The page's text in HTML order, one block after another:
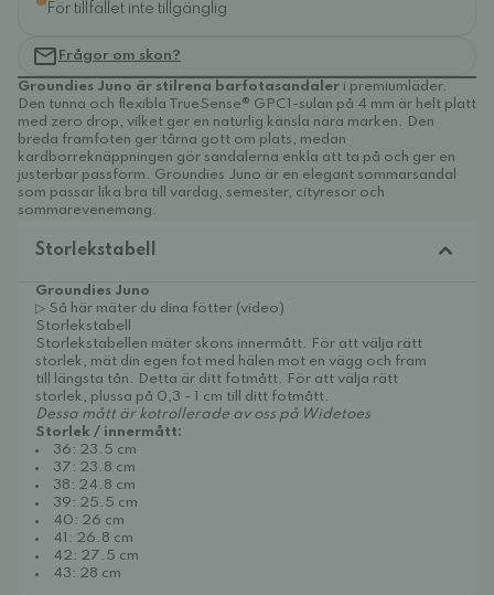
För tillfället inte tillgänglig
Frågor om skon?
Groundies Juno är stilrena barfotasandaler i premiumläder.
Den tunna och flexibla TrueSense® GPC1-sulan på 4 mm är helt platt
med zero drop, vilket ger en naturlig känsla nära marken. Den
breda framfoten ger tårna gott om plats, medan
kardborreknäppningen gör sandalerna enkla att ta på och ger en
justerbar passform. Groundies Juno är en elegant sommarsandal
som passar lika bra till vardag, semester, cityresor och
sommarevenemang.
Storlekstabell
Groundies Juno
▷ Så här mäter du dina fötter (video)
Storlekstabell
Storlekstabellen mäter skons innermått. För att välja rätt
storlek, mät din egen fot med hälen mot en vägg och fram
till längsta tån. Detta är ditt fotmått. För att välja rätt
storlek, plussa på 0,3 - 1 cm till ditt fotmått.
Dessa mått är kotrollerade av oss på Widetoes
Storlek / innermått:
36: 23.5 cm
37: 23.8 cm
38: 24.8 cm
39: 25.5 cm
40: 26 cm
41: 26.8 cm
42: 27.5 cm
43: 28 cm